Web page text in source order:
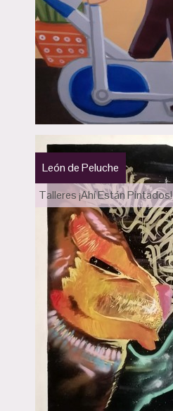
León de Peluche
Talleres ¡Ahí Están Pintados!